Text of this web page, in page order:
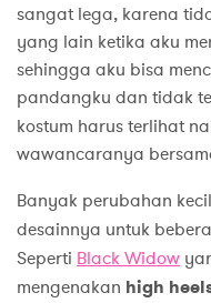
sangat lega, karena
yang lain ketika aku
sehingga aku bisa
pandangku dan tidak
kostum harus terlihat
wawancaranya
Banyak perubahan
desainnya untuk
Seperti Black Widow
mengenakan high